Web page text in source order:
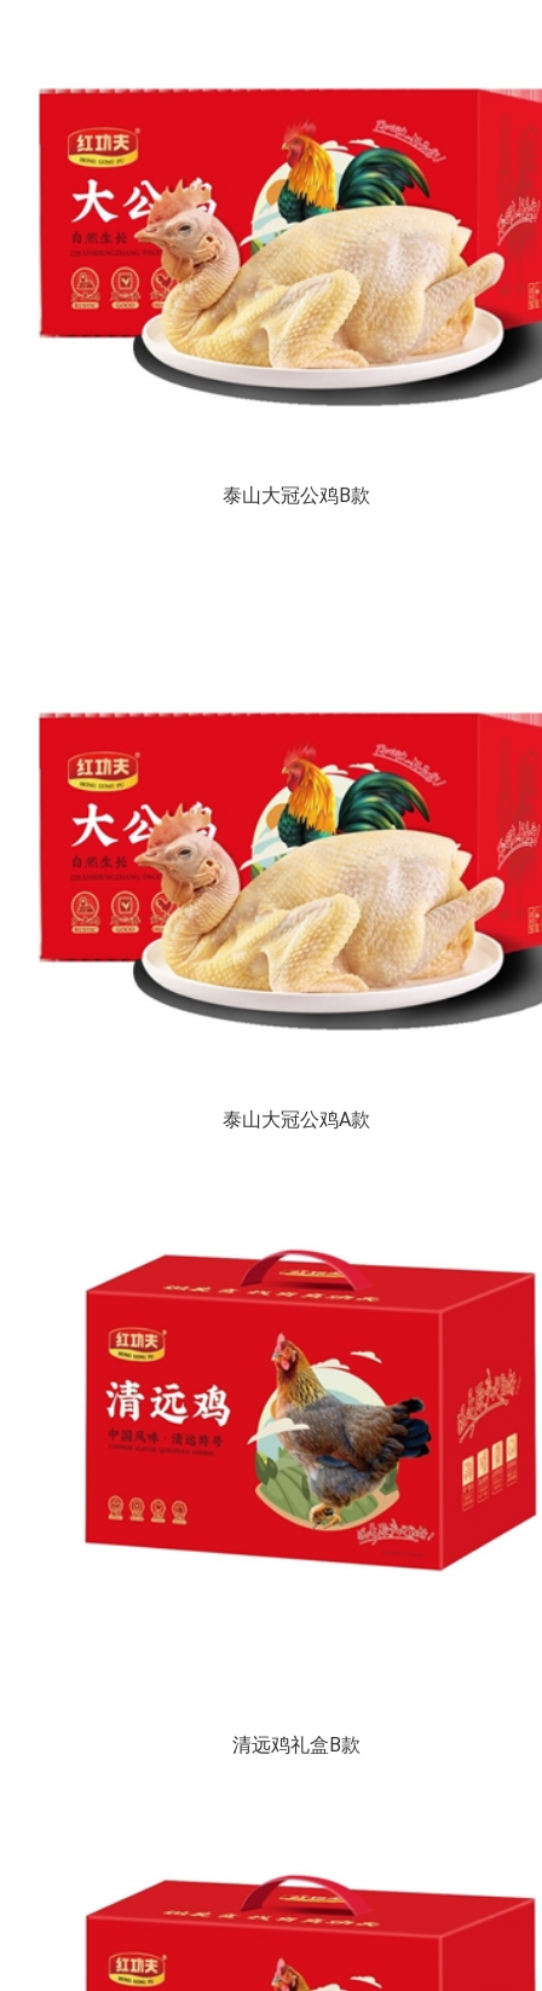
泰山大冠公鸡B款
泰山大冠公鸡A款
清远鸡礼盒B款